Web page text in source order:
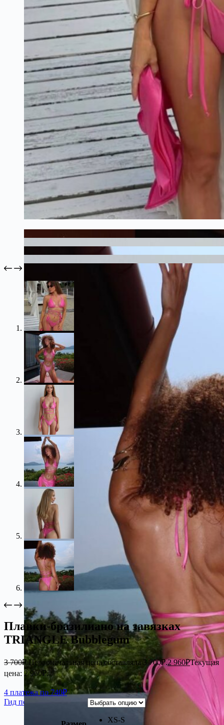
Плавки-бразилиано на завязках
TRIANGLE Bubblegum
3 700₽ Первоначальная цена составляла 3 700₽.2 960₽Текущая
цена: 2 960₽.
4 платежа по 740₽
Гид по размерам
XS-S